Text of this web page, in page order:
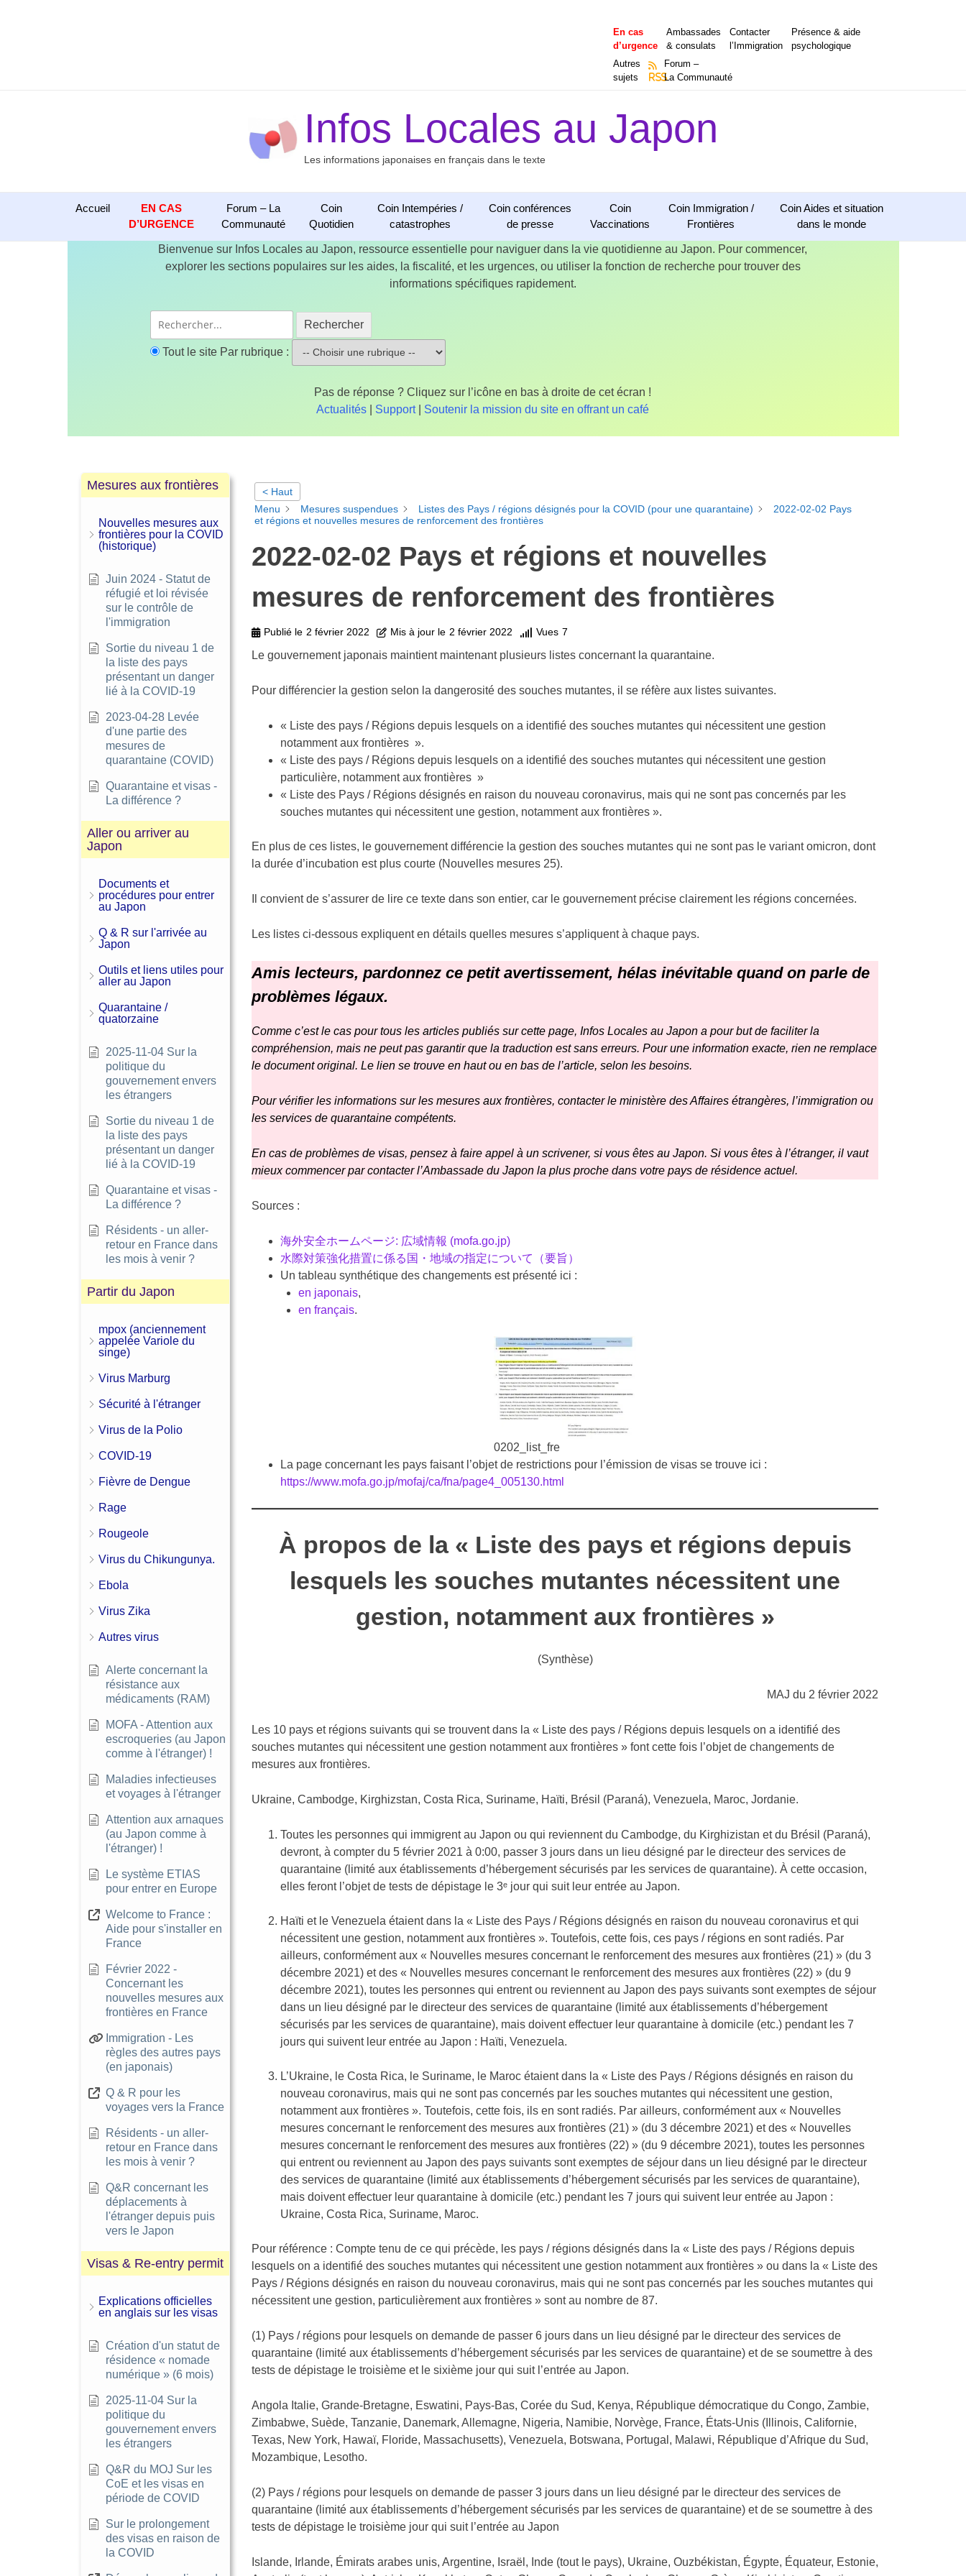
En cas
d’urgence
Ambassades
& consulats
Contacter
l’Immigration
Présence & aide
psychologique
Autres
sujets
RSS
Forum –
La Communauté
Infos Locales au Japon
Les informations japonaises en français dans le texte
Accueil
EN CAS
D’URGENCE
Forum – La
Communauté
Coin
Quotidien
Coin Intempéries /
catastrophes
Coin conférences
de presse
Coin
Vaccinations
Coin Immigration /
Frontières
Coin Aides et situation
dans le monde
Bienvenue sur Infos Locales au Japon, ressource essentielle pour naviguer dans la vie quotidienne au Japon. Pour commencer,
explorer les sections populaires sur les aides, la fiscalité, et les urgences, ou utiliser la fonction de recherche pour trouver des
informations spécifiques rapidement.
Rechercher
Tout le site Par rubrique :
Pas de réponse ? Cliquez sur l’icône en bas à droite de cet écran !
Actualités
Support| Soutenir la mission du site en offrant un café
Mesures aux frontières
Nouvelles mesures aux
frontières pour la COVID
(historique)
Juin 2024 - Statut de
réfugié et loi révisée
sur le contrôle de
l'immigration
Sortie du niveau 1 de
la liste des pays
présentant un danger
lié à la COVID-19
2023-04-28 Levée
d'une partie des
mesures de
quarantaine (COVID)
Quarantaine et visas -
La différence ?
Aller ou arriver au
Japon
Documents et
procédures pour entrer
au Japon
Q & R sur l'arrivée au
Japon
Outils et liens utiles pour
aller au Japon
Quarantaine /
quatorzaine
2025-11-04 Sur la
politique du
gouvernement envers
les étrangers
Sortie du niveau 1 de
la liste des pays
présentant un danger
lié à la COVID-19
Quarantaine et visas -
La différence ?
Résidents - un aller-
retour en France dans
les mois à venir ?
Partir du Japon
mpox (anciennement
appelée Variole du
singe)
Virus Marburg
Sécurité à l'étranger
Virus de la Polio
COVID-19
Fièvre de Dengue
Rage
Rougeole
Virus du Chikungunya.
Ebola
Virus Zika
Autres virus
Alerte concernant la
résistance aux
médicaments (RAM)
MOFA - Attention aux
escroqueries (au Japon
comme à l'étranger) !
Maladies infectieuses
et voyages à l'étranger
Attention aux arnaques
(au Japon comme à
l'étranger) !
Le système ETIAS
pour entrer en Europe
Welcome to France :
Aide pour s'installer en
France
Février 2022 -
Concernant les
nouvelles mesures aux
frontières en France
Immigration - Les
règles des autres pays
(en japonais)
Q & R pour les
voyages vers la France
Résidents - un aller-
retour en France dans
les mois à venir ?
Q&R concernant les
déplacements à
l'étranger depuis puis
vers le Japon
Visas & Re-entry permit
Explications officielles
en anglais sur les visas
Création d'un statut de
résidence « nomade
numérique » (6 mois)
2025-11-04 Sur la
politique du
gouvernement envers
les étrangers
Q&R du MOJ Sur les
CoE et les visas en
période de COVID
Sur le prolongement
des visas en raison de
la COVID
< Haut
Menu
Mesures suspendues Listes des Pays / régions désignés pour la COVID (pour une quarantaine)
2022-02-02 Pays
et régions et nouvelles mesures de renforcement des frontières
2022-02-02 Pays et régions et nouvelles
mesures de renforcement des frontières
Publié le 2 février 2022 Mis à jour le 2 février 2022 Vues 7
Le gouvernement japonais maintient maintenant plusieurs listes concernant la quarantaine.
Pour différencier la gestion selon la dangerosité des souches mutantes, il se réfère aux listes suivantes.
« Liste des pays / Régions depuis lesquels on a identifié des souches mutantes qui nécessitent une gestion
notamment aux frontières ».
« Liste des pays / Régions depuis lesquels on a identifié des souches mutantes qui nécessitent une gestion
particulière, notamment aux frontières »
« Liste des Pays / Régions désignés en raison du nouveau coronavirus, mais qui ne sont pas concernés par les
souches mutantes qui nécessitent une gestion, notamment aux frontières ».
En plus de ces listes, le gouvernement différencie la gestion des souches mutantes qui ne sont pas le variant omicron, dont
la durée d’incubation est plus courte (Nouvelles mesures 25).
Il convient de s’assurer de lire ce texte dans son entier, car le gouvernement précise clairement les régions concernées.
Les listes ci-dessous expliquent en détails quelles mesures s’appliquent à chaque pays.
Amis lecteurs, pardonnez ce petit avertissement, hélas inévitable quand on parle de
problèmes légaux.
Comme c’est le cas pour tous les articles publiés sur cette page, Infos Locales au Japon a pour but de faciliter la
compréhension, mais ne peut pas garantir que la traduction est sans erreurs. Pour une information exacte, rien ne remplace
le document original. Le lien se trouve en haut ou en bas de l’article, selon les besoins.
Pour vérifier les informations sur les mesures aux frontières, contacter le ministère des Affaires étrangères, l’immigration ou
les services de quarantaine compétents.
En cas de problèmes de visas, pensez à faire appel à un scrivener, si vous êtes au Japon. Si vous êtes à l’étranger, il vaut
mieux commencer par contacter l’Ambassade du Japon la plus proche dans votre pays de résidence actuel.
Sources :
海外安全ホームページ: 広域情報 (mofa.go.jp)
水際対策強化措置に係る国・地域の指定について（要旨）
Un tableau synthétique des changements est présenté ici :
en japonais,
en français.
0202_list_fre
La page concernant les pays faisant l’objet de restrictions pour l’émission de visas se trouve ici :
https://www.mofa.go.jp/mofaj/ca/fna/page4_005130.html
À propos de la « Liste des pays et régions depuis
lesquels les souches mutantes nécessitent une
gestion, notamment aux frontières »
(Synthèse)
MAJ du 2 février 2022
Les 10 pays et régions suivants qui se trouvent dans la « Liste des pays / Régions depuis lesquels on a identifié des
souches mutantes qui nécessitent une gestion notamment aux frontières » font cette fois l’objet de changements de
mesures aux frontières.
Ukraine, Cambodge, Kirghizstan, Costa Rica, Suriname, Haïti, Brésil (Paraná), Venezuela, Maroc, Jordanie.
Toutes les personnes qui immigrent au Japon ou qui reviennent du Cambodge, du Kirghizistan et du Brésil (Paraná),
devront, à compter du 5 février 2021 à 0:00, passer 3 jours dans un lieu désigné par le directeur des services de
quarantaine (limité aux établissements d’hébergement sécurisés par les services de quarantaine). À cette occasion,
elles feront l’objet de tests de dépistage le 3ᵉ jour qui suit leur entrée au Japon.
Haïti et le Venezuela étaient dans la « Liste des Pays / Régions désignés en raison du nouveau coronavirus et qui
nécessitent une gestion, notamment aux frontières ». Toutefois, cette fois, ces pays / régions en sont radiés. Par
ailleurs, conformément aux « Nouvelles mesures concernant le renforcement des mesures aux frontières (21) » (du 3
décembre 2021) et des « Nouvelles mesures concernant le renforcement des mesures aux frontières (22) » (du 9
décembre 2021), toutes les personnes qui entrent ou reviennent au Japon des pays suivants sont exemptes de séjour
dans un lieu désigné par le directeur des services de quarantaine (limité aux établissements d’hébergement
sécurisés par les services de quarantaine), mais doivent effectuer leur quarantaine à domicile (etc.) pendant les 7
jours qui suivent leur entrée au Japon : Haïti, Venezuela.
L’Ukraine, le Costa Rica, le Suriname, le Maroc étaient dans la « Liste des Pays / Régions désignés en raison du
nouveau coronavirus, mais qui ne sont pas concernés par les souches mutantes qui nécessitent une gestion,
notamment aux frontières ». Toutefois, cette fois, ils en sont radiés. Par ailleurs, conformément aux « Nouvelles
mesures concernant le renforcement des mesures aux frontières (21) » (du 3 décembre 2021) et des « Nouvelles
mesures concernant le renforcement des mesures aux frontières (22) » (du 9 décembre 2021), toutes les personnes
qui entrent ou reviennent au Japon des pays suivants sont exemptes de séjour dans un lieu désigné par le directeur
des services de quarantaine (limité aux établissements d’hébergement sécurisés par les services de quarantaine),
mais doivent effectuer leur quarantaine à domicile (etc.) pendant les 7 jours qui suivent leur entrée au Japon :
Ukraine, Costa Rica, Suriname, Maroc.
Pour référence : Compte tenu de ce qui précède, les pays / régions désignés dans la « Liste des pays / Régions depuis
lesquels on a identifié des souches mutantes qui nécessitent une gestion notamment aux frontières » ou dans la « Liste des
Pays / Régions désignés en raison du nouveau coronavirus, mais qui ne sont pas concernés par les souches mutantes qui
nécessitent une gestion, particulièrement aux frontières » sont au nombre de 87.
(1) Pays / régions pour lesquels on demande de passer 6 jours dans un lieu désigné par le directeur des services de
quarantaine (limité aux établissements d’hébergement sécurisés par les services de quarantaine) et de se soumettre à des
tests de dépistage le troisième et le sixième jour qui suit l’entrée au Japon.
Angola Italie, Grande-Bretagne, Eswatini, Pays-Bas, Corée du Sud, Kenya, République démocratique du Congo, Zambie,
Zimbabwe, Suède, Tanzanie, Danemark, Allemagne, Nigeria, Namibie, Norvège, France, États-Unis (Illinois, Californie,
Texas, New York, Hawaï, Floride, Massachusetts), Venezuela, Botswana, Portugal, Malawi, République d’Afrique du Sud,
Mozambique, Lesotho.
(2) Pays / régions pour lesquels on demande de passer 3 jours dans un lieu désigné par le directeur des services de
quarantaine (limité aux établissements d’hébergement sécurisés par les services de quarantaine) et de se soumettre à des
tests de dépistage le troisième jour qui suit l’entrée au Japon
Islande, Irlande, Émirats arabes unis, Argentine, Israël, Inde (tout le pays), Ukraine, Ouzbékistan, Égypte, Équateur, Estonie,